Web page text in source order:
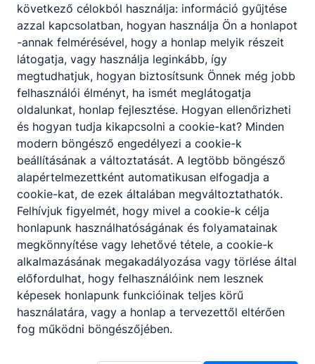
Tanári szobák
Tanári szobák.pdf
Letöltés
1/2022. sz. IGAZGATÓI UTASÍTÁS Parkolás
rendjére vonatozóan
Igazgatói utasítás parkolás.pdf
Letöltés
4/2024. sz. IGAZGATÓI UTASÍTÁS Beléptető
rendszerre vonatkozóan
következő célokból használja: információ gyűjtése
azzal kapcsolatban, hogyan használja Ön a honlapot
-annak felmérésével, hogy a honlap melyik részeit
látogatja, vagy használja leginkább, így
megtudhatjuk, hogyan biztosítsunk Önnek még jobb
felhasználói élményt, ha ismét meglátogatja
oldalunkat, honlap fejlesztése. Hogyan ellenőrizheti
és hogyan tudja kikapcsolni a cookie-kat? Minden
modern böngésző engedélyezi a cookie-k
beállításának a változtatását. A legtöbb böngésző
alapértelmezettként automatikusan elfogadja a
cookie-kat, de ezek általában megváltoztathatók.
Felhívjuk figyelmét, hogy mivel a cookie-k célja
honlapunk használhatóságának és folyamatainak
megkönnyítése vagy lehetővé tétele, a cookie-k
alkalmazásának megakadályozása vagy törlése által
előfordulhat, hogy felhasználóink nem lesznek
képesek honlapunk funkcióinak teljes körű
használatára, vagy a honlap a tervezettől eltérően
fog működni böngészőjében.